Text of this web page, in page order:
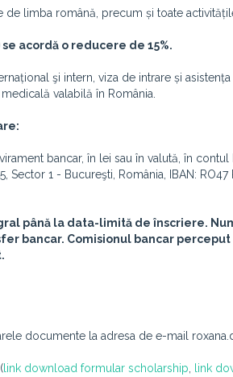
limba română, precum și toate
acordă o reducere de 15%.
şi intern, viza de intrare și
valabilă în România.
bancar, în lei sau în valută, în
Sector 1 - Bucureşti, România, IBAN:
până la data-limită de înscriere.
bancar. Comisionul bancar
documente la adresa de e-mail
link download formular scholarship link